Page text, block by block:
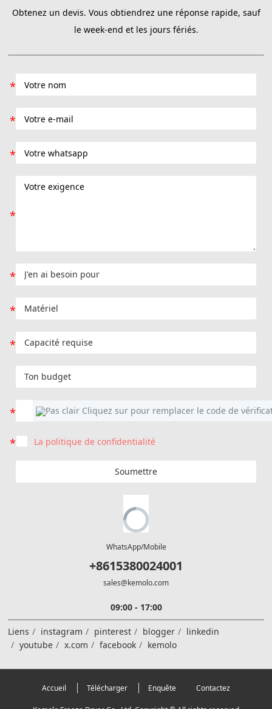
Obtenez un devis. Vous obtiendrez une réponse rapide, sauf
le week-end et les jours fériés.
La politique de confidentialité
Soumettre
WhatsApp/Mobile
+8615380024001
sales@kemolo.com
09:00 - 17:00
Liens instagram pinterest blogger
linkedin
youtube
x.com facebook kemolo
Accueil Télécharger Enquête Contactez